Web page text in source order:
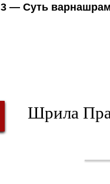
3 — Суть
Шрила